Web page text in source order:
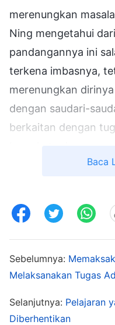
merenungkan
Ning mengetahui
pandangannya ini
terkena imbasnya,
merenungkan
dengan saudari-
berkaitan dengan
yang harmonis
tetapi dia tidak
merasa bahwa
watak yang sedikit
berperan dalam
pendapatnya
besar jika dia sedikit
tidak setuju dengan
Baca
Sebelumnya:
Melaksanakan Tugas
Selanjutnya: Pelajaran
Diberhentikan